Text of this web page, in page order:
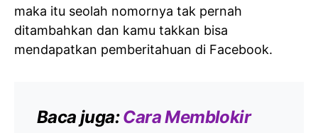
maka itu seolah nomornya tak pernah
ditambahkan dan kamu takkan bisa
mendapatkan pemberitahuan di Facebook.
Baca juga:Cara Memblokir